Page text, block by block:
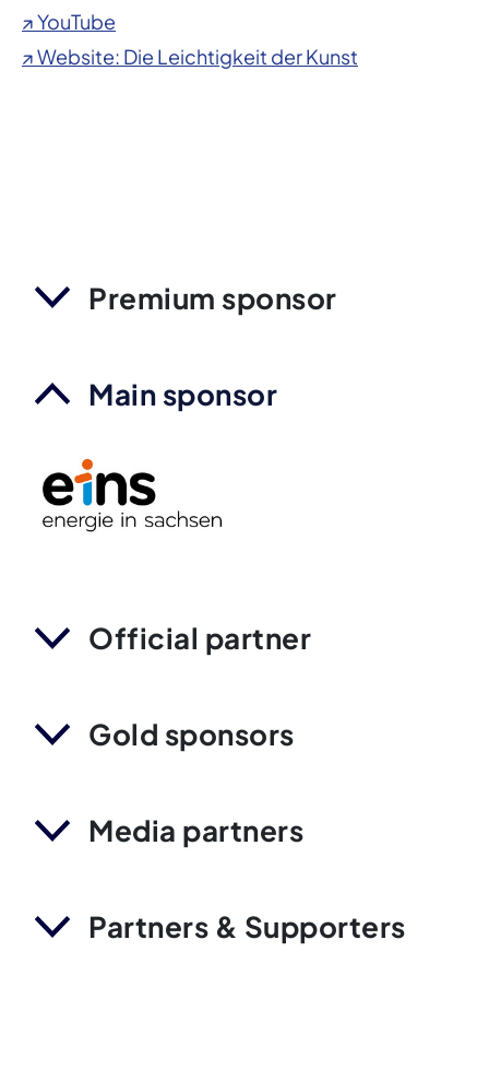
↗ YouTube
↗ Website: Die Leichtigkeit der Kunst
Premium sponsor
Main sponsor
Official partner
Gold sponsors
Media partners
Partners & Supporters